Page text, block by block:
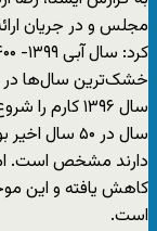
مجلس و در جریان
سال در ۵۰
است.